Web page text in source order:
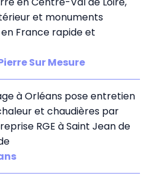
et monuments
France rapide et
Sur Mesure
à Orléans pose entretien
et chaudières par
RGE à Saint Jean de